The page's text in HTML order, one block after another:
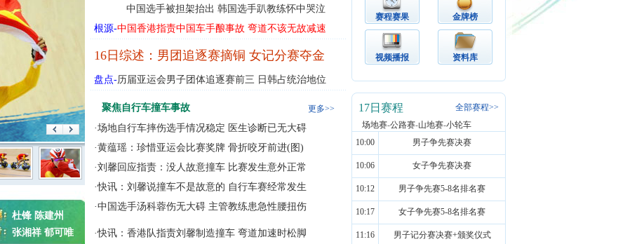
杜锋 陈建州
张湘祥 郁可唯
中国选手被担架抬出 韩国选手趴教练怀中哭泣
根源-中国香港指责中国车手酿事故 弯道不该无故减速
16日综述：男团追逐赛摘铜 女记分赛夺金
盘点-历届亚运会男子团体追逐赛前三 日韩占统治地位
聚焦自行车撞车事故 更多>>
·场地自行车摔伤选手情况稳定 医生诊断已无大碍
·黄蕴瑶：珍惜亚运会比赛奖牌 骨折咬牙前进(图)
·刘馨回应指责：没人故意撞车 比赛发生意外正常
·快讯：刘馨说撞车不是故意的 自行车赛经常发生
·中国选手汤科蓉伤无大碍 主管教练患急性腰扭伤
·快讯：香港队指责刘馨制造撞车 弯道加速时松脚
赛程赛果 金牌榜
视频播报 资料库
17日赛程
全部赛程>>
场地赛-公路赛-山地赛-小轮车
10:00
男子争先赛决赛
10:06 女子争先赛决赛
10:12 男子争先赛5-8名排名赛
10:17 女子争先赛5-8名排名赛
11:16 男子记分赛决赛+颁奖仪式